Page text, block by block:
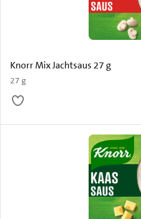
Knorr Mix Jachtsaus 27 g
27 g